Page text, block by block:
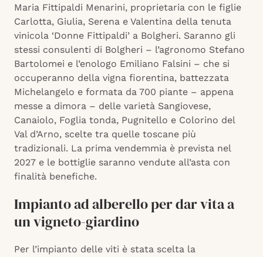
Maria Fittipaldi Menarini, proprietaria con le figlie
Carlotta, Giulia, Serena e Valentina della tenuta
vinicola ‘Donne Fittipaldi’ a Bolgheri. Saranno gli
stessi consulenti di Bolgheri – l’agronomo Stefano
Bartolomei e l’enologo Emiliano Falsini – che si
occuperanno della vigna fiorentina, battezzata
Michelangelo e formata da 700 piante – appena
messe a dimora – delle varietà Sangiovese,
Canaiolo, Foglia tonda, Pugnitello e Colorino del
Val d’Arno, scelte tra quelle toscane più
tradizionali. La prima vendemmia è prevista nel
2027 e le bottiglie saranno vendute all’asta con
finalità benefiche.
Impianto ad alberello per dar vita a
un vigneto-giardino
Per l’impianto delle viti è stata scelta la